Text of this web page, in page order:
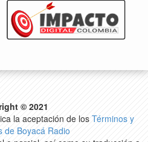
© 2021
la aceptación de los Términos y
de Boyacá Radio